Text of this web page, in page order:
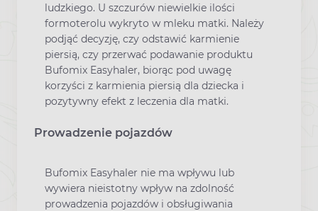
ludzkiego. U szczurów niewielkie ilości
formoterolu wykryto w mleku matki. Należy
podjąć decyzję, czy odstawić karmienie
piersią, czy przerwać podawanie produktu
Bufomix Easyhaler, biorąc pod uwagę
korzyści z karmienia piersią dla dziecka i
pozytywny efekt z leczenia dla matki.
Prowadzenie pojazdów
Bufomix Easyhaler nie ma wpływu lub
wywiera nieistotny wpływ na zdolność
prowadzenia pojazdów i obsługiwania